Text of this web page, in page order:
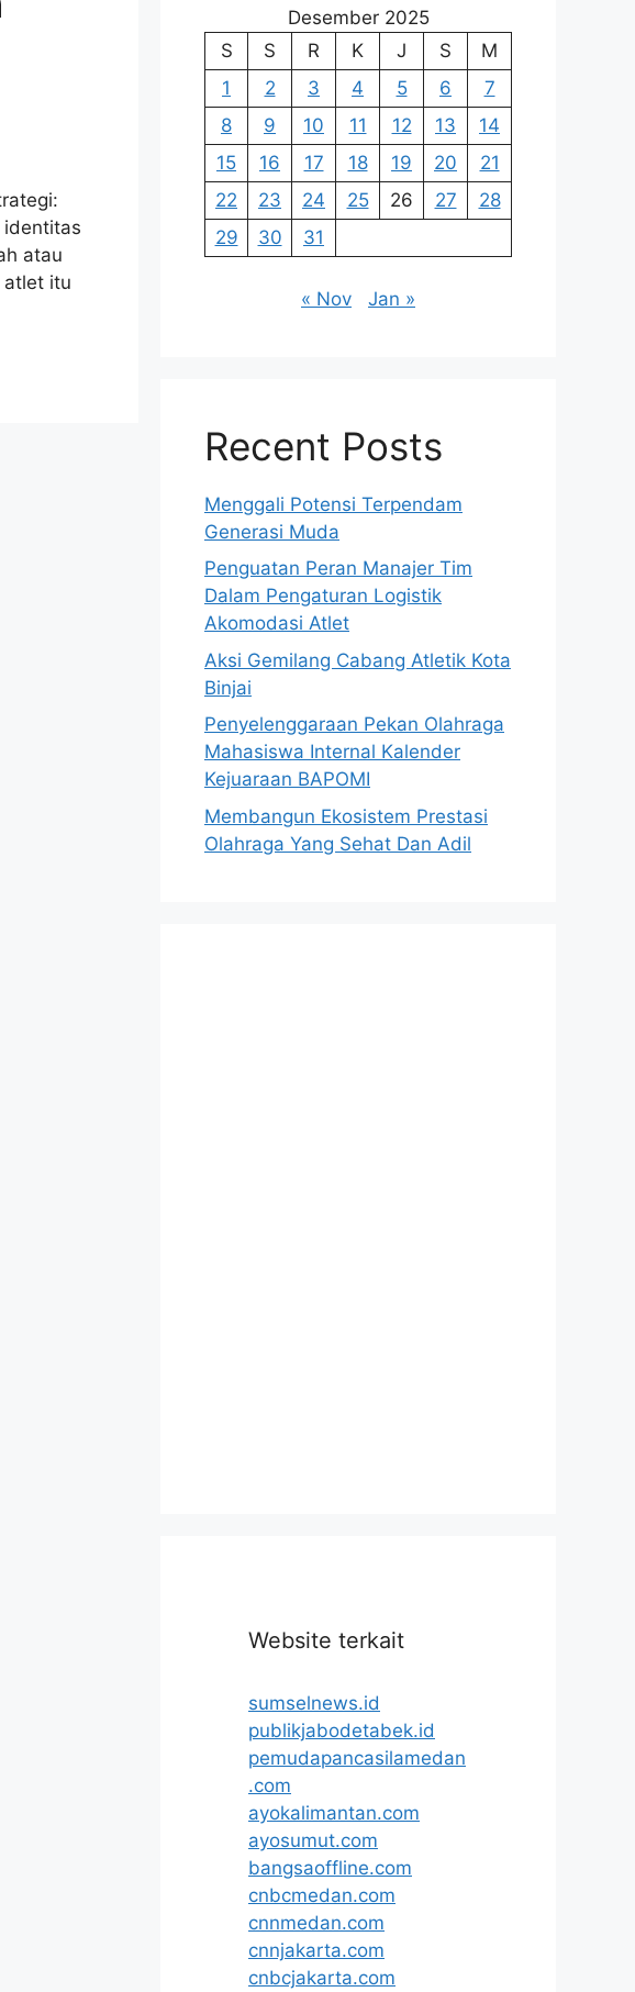
identitas
atau
atlet itu
Desember 2025
S
S R K J S
M
1
2 3 4 5 6
7
8
9 10 11 12 13
14
15
16 17 18 19 20
21
22
23 24 25 26 27
28
29
30 31
« Nov Jan »
Recent Posts
Menggali Potensi Terpendam
Generasi Muda
Penguatan Peran Manajer Tim
Dalam Pengaturan Logistik
Akomodasi Atlet
Aksi Gemilang Cabang Atletik Kota
Binjai
Penyelenggaraan Pekan Olahraga
Mahasiswa Internal Kalender
Kejuaraan BAPOMI
Membangun Ekosistem Prestasi
Olahraga Yang Sehat Dan Adil
Website terkait
sumselnews.id
publikjabodetabek.id
pemudapancasilamedan
.com
ayokalimantan.com
ayosumut.com
bangsaoffline.com
cnbcmedan.com
cnnmedan.com
cnnjakarta.com
cnbcjakarta.com